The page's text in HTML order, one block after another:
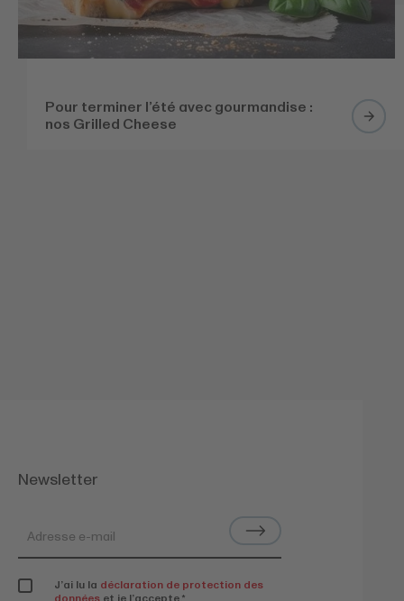
Pour terminer l’été avec gourmandise :
nos Grilled Cheese
Newsletter
J’ai lu la déclaration de protection des